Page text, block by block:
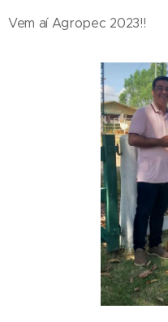
Vem aí Agropec 2023!!